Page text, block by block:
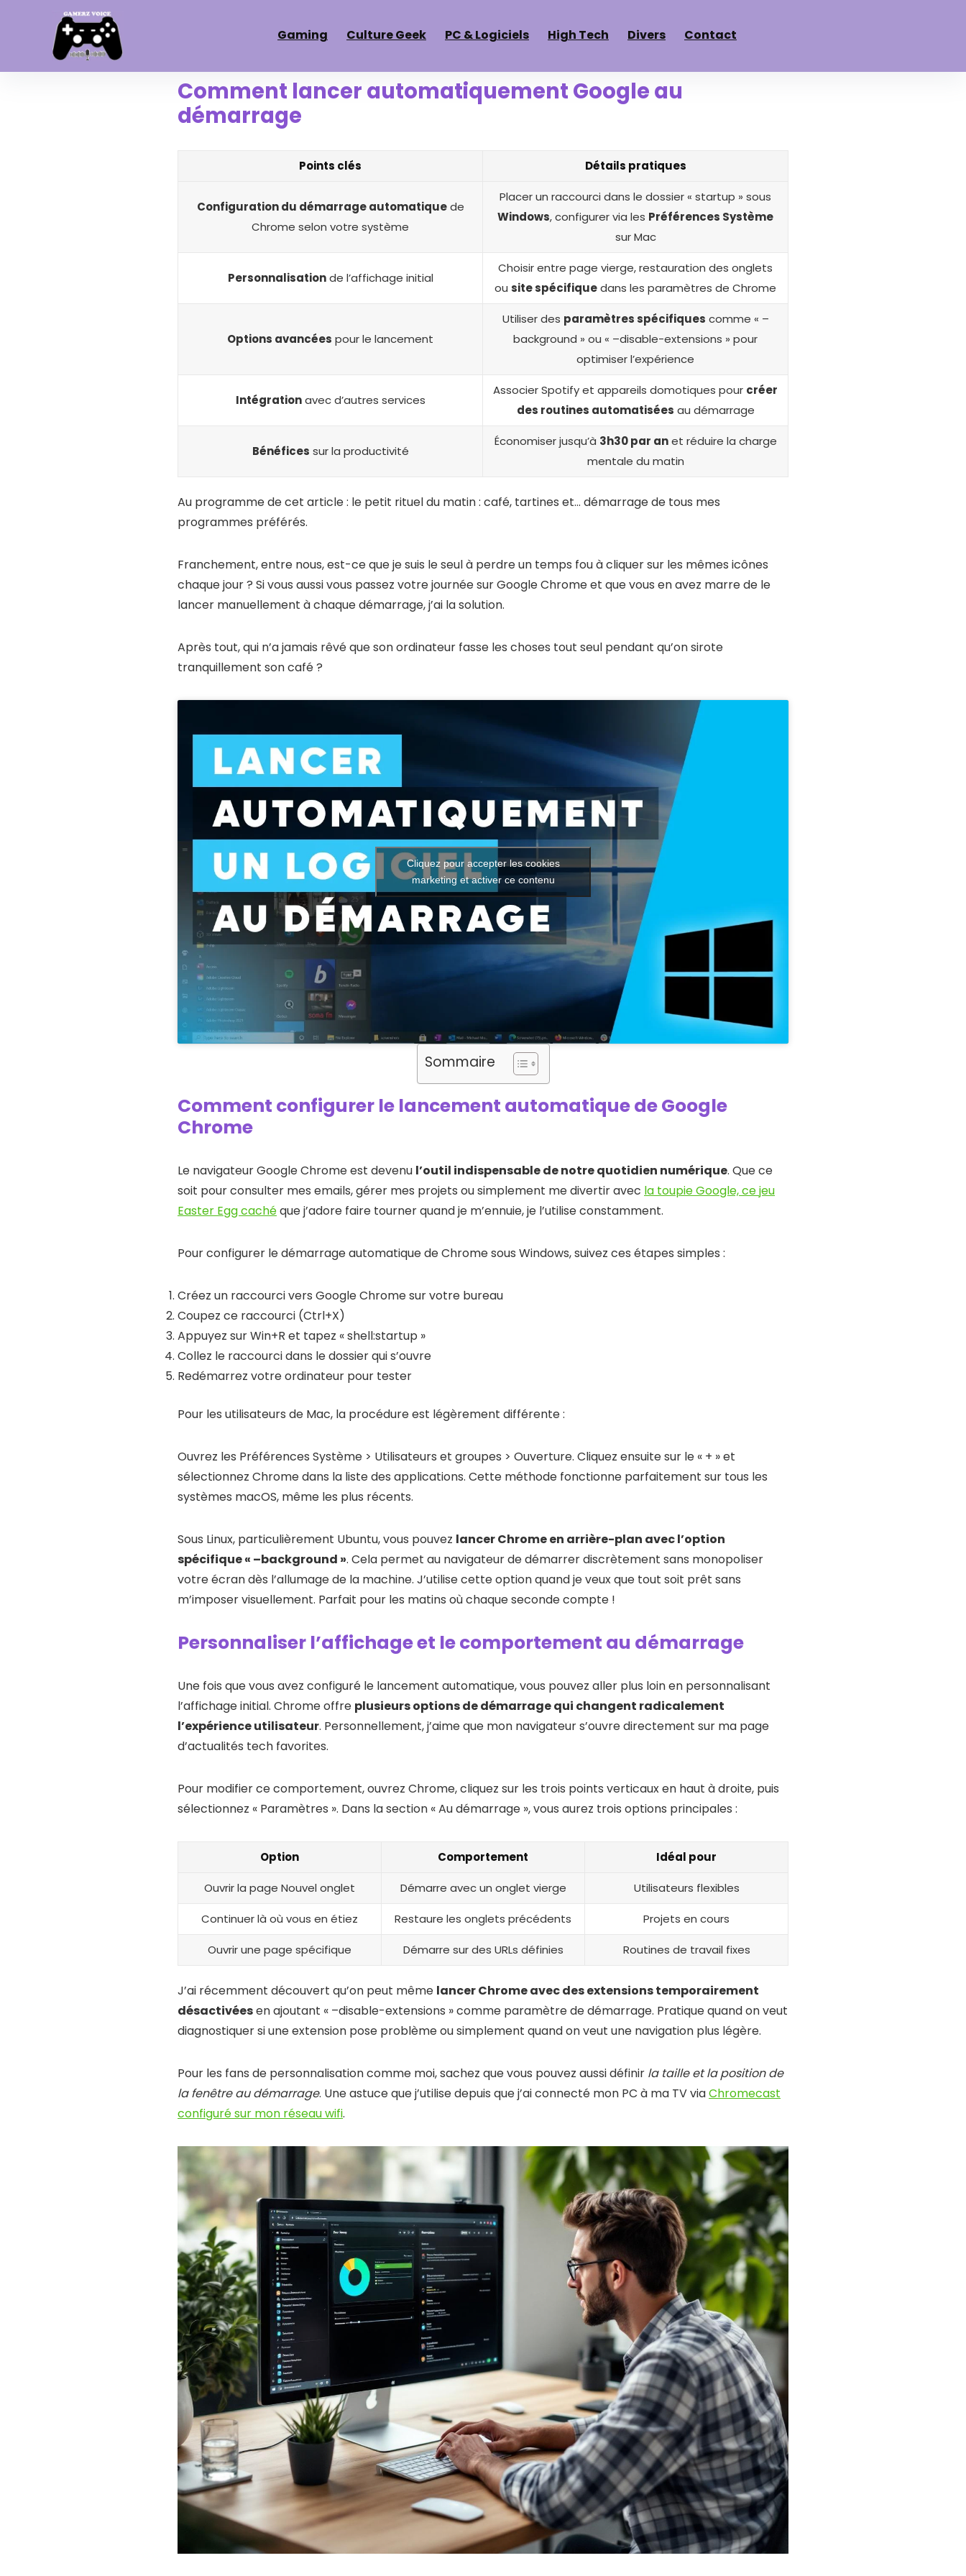
Gaming Culture Geek PC & Logiciels High Tech Divers Contact
Comment lancer automatiquement Google au
démarrage
Points clés Détails pratiques
Configuration du démarrage automatiquede
Chrome selon votre système
Placer un raccourci dans le dossier « startup » sous
Windows, configurer via les Préférences Système
sur Mac
Personnalisationde l’affichage initial
Choisir entre page vierge, restauration des onglets
ou site spécifiquedans les paramètres de Chrome
Options avancées pour le lancement
Utiliser des paramètres spécifiques comme « –
background » ou « –disable-extensions » pour
optimiser l’expérience
Intégrationavec d’autres services
Associer Spotify et appareils domotiques pour créer
des routines automatisées au démarrage
Bénéfices sur la productivité
Économiser jusqu’à 3h30 par anet réduire la charge
mentale du matin
Au programme de cet article : le petit rituel du matin : café, tartines et… démarrage de tous mes
programmes préférés.
Franchement, entre nous, est-ce que je suis le seul à perdre un temps fou à cliquer sur les mêmes icônes
chaque jour ? Si vous aussi vous passez votre journée sur Google Chrome et que vous en avez marre de le
lancer manuellement à chaque démarrage, j’ai la solution.
Après tout, qui n’a jamais rêvé que son ordinateur fasse les choses tout seul pendant qu’on sirote
tranquillement son café ?
Cliquez pour accepter les cookies
marketing et activer ce contenu
Sommaire
Comment configurer le lancement automatique de Google
Chrome
Le navigateur Google Chrome est devenu l’outil indispensable de notre quotidien numérique. Que ce
soit pour consulter mes emails, gérer mes projets ou simplement me divertir avec la toupie Google, ce jeu
Easter Egg cachéque j’adore faire tourner quand je m’ennuie, je l’utilise constamment.
Pour configurer le démarrage automatique de Chrome sous Windows, suivez ces étapes simples :
Créez un raccourci vers Google Chrome sur votre bureau
Coupez ce raccourci (Ctrl+X)
Appuyez sur Win+R et tapez « shell:startup »
Collez le raccourci dans le dossier qui s’ouvre
Redémarrez votre ordinateur pour tester
Pour les utilisateurs de Mac, la procédure est légèrement différente :
Ouvrez les Préférences Système > Utilisateurs et groupes > Ouverture. Cliquez ensuite sur le « + » et
sélectionnez Chrome dans la liste des applications. Cette méthode fonctionne parfaitement sur tous les
systèmes macOS, même les plus récents.
Sous Linux, particulièrement Ubuntu, vous pouvez lancer Chrome en arrière-plan avec l’option
spécifique « –background ». Cela permet au navigateur de démarrer discrètement sans monopoliser
votre écran dès l’allumage de la machine. J’utilise cette option quand je veux que tout soit prêt sans
m’imposer visuellement. Parfait pour les matins où chaque seconde compte !
Personnaliser l’affichage et le comportement au démarrage
Une fois que vous avez configuré le lancement automatique, vous pouvez aller plus loin en personnalisant
l’affichage initial. Chrome offre plusieurs options de démarrage qui changent radicalement
l’expérience utilisateur. Personnellement, j’aime que mon navigateur s’ouvre directement sur ma page
d’actualités tech favorites.
Pour modifier ce comportement, ouvrez Chrome, cliquez sur les trois points verticaux en haut à droite, puis
sélectionnez « Paramètres ». Dans la section « Au démarrage », vous aurez trois options principales :
Option Comportement Idéal pour
Ouvrir la page Nouvel onglet Démarre avec un onglet vierge Utilisateurs flexibles
Continuer là où vous en étiez Restaure les onglets précédents Projets en cours
Ouvrir une page spécifique Démarre sur des URLs définies Routines de travail fixes
J’ai récemment découvert qu’on peut même lancer Chrome avec des extensions temporairement
désactivéesen ajoutant « –disable-extensions » comme paramètre de démarrage. Pratique quand on veut
diagnostiquer si une extension pose problème ou simplement quand on veut une navigation plus légère.
Pour les fans de personnalisation comme moi, sachez que vous pouvez aussi définir la taille et la position de
la fenêtre au démarrage. Une astuce que j’utilise depuis que j’ai connecté mon PC à ma TV viaChromecast
configuré sur mon réseau wifi.